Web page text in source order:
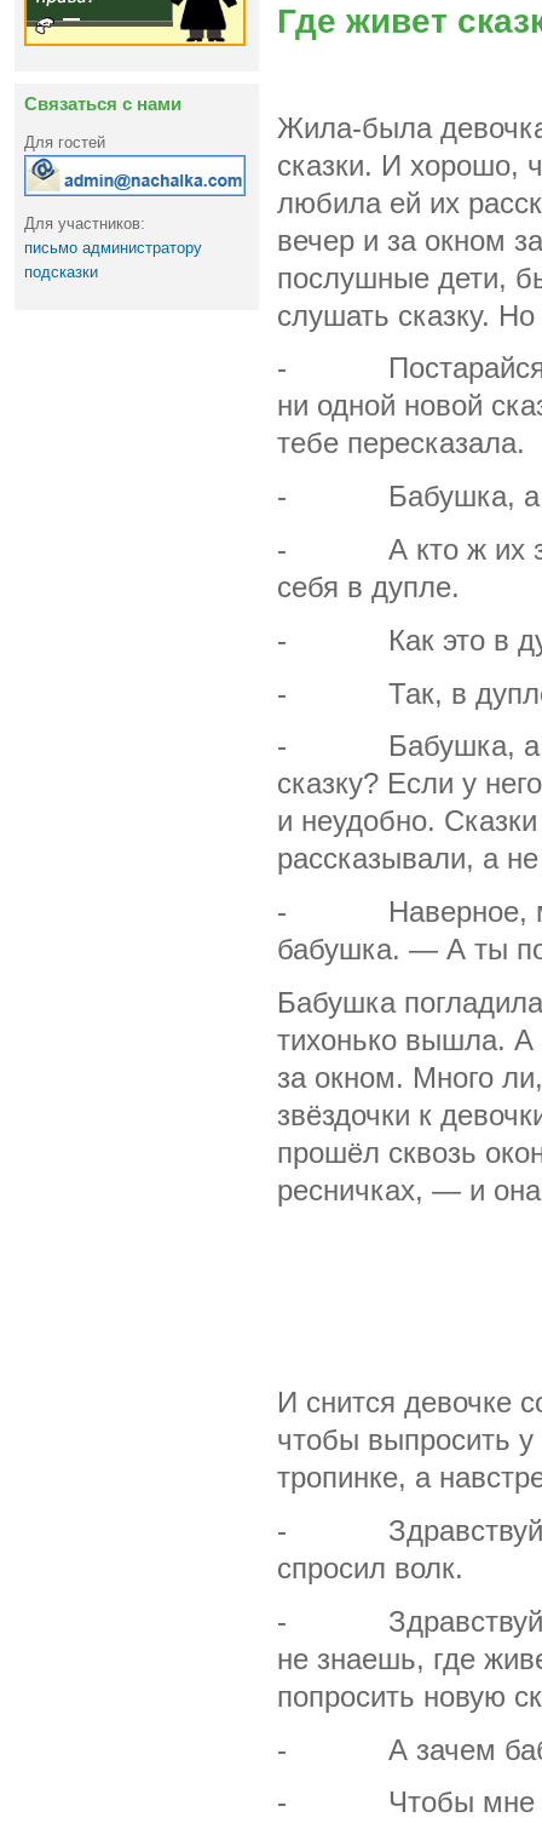
Связаться с нами
Для гостей
Для участников:
письмо администратору
подсказки
Где живет
Жила-была
сказки. И хорошо,
любила ей их
вечер и за окном
послушные дети,
слушать сказку.
- Постарайся
ни одной новой
тебе пересказала.
- Бабушка, а где
- А кто ж их
себя в дупле.
- Как это в
- Так, в дупле. У
- Бабушка, а
сказку? Если у
и неудобно.
рассказывали, а
- Наверное,
бабушка. — А ты
Бабушка
тихонько вышла. А
за окном. Много
звёздочки к
прошёл сквозь
ресничках, — и
И снится девочке
чтобы выпросить у
тропинке, а
- Здравствуй,
спросил волк.
- Здравствуй,
не знаешь, где
попросить новую
- А зачем бабке
- Чтобы мне на